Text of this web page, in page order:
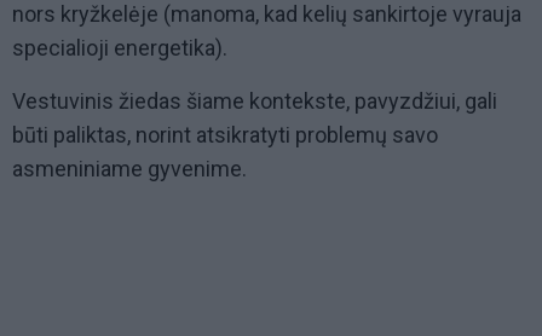
nors kryžkelėje (manoma, kad kelių sankirtoje vyrauja
specialioji energetika).
Vestuvinis žiedas šiame kontekste, pavyzdžiui, gali
būti paliktas, norint atsikratyti problemų savo
asmeniniame gyvenime.